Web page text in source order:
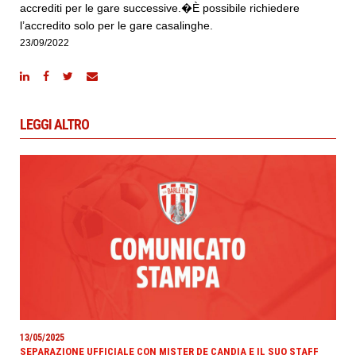
accrediti per le gare successive.�È possibile richiedere
l’accredito solo per le gare casalinghe.
23/09/2022
LEGGI ALTRO
13/05/2025
SEPARAZIONE UFFICIALE CON MISTER DE CANDIA E IL SUO STAFF